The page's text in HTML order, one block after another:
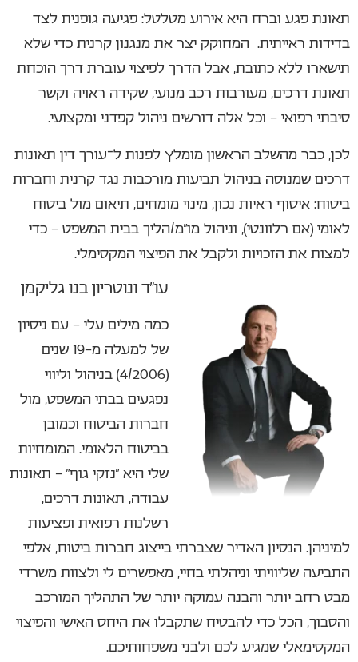
תאונת פגע וברח היא אירוע מטלטל: פגיעה גופנית לצד
בדידות ראייתית. המחוקק יצר את מנגנון קרנית כדי שלא
תישארו ללא כתובת, אבל הדרך לפיצוי עוברת דרך הוכחת
תאונת דרכים, מעורבות רכב מנועי, שקידה ראויה וקשר
סיבתי רפואי – וכל אלה דורשים ניהול קפדני ומקצועי.
לכן, כבר מהשלב הראשון מומלץ לפנות ל־עורך דין תאונות
דרכים שמנוסה בניהול תביעות מורכבות נגד קרנית וחברות
ביטוח: איסוף ראיות נכון, מינוי מומחים, תיאום מול ביטוח
לאומי (אם רלוונטי), וניהול מו״מ/הליך בבית המשפט – כדי
למצות את הזכויות ולקבל את הפיצוי המקסימלי.
עו”ד ונוטריון בנו גליקמן
כמה מילים עלי – עם ניסיון
של למעלה מ-19 שנים
(4/2006) בניהול וליווי
נפגעים בבתי המשפט, מול
חברות הביטוח וכמובן
בביטוח הלאומי. המומחיות
שלי היא “נזקי גוף” – תאונות
עבודה, תאונות דרכים,
רשלנות רפואית ופציעות
למיניהן. הנסיון האדיר שצברתי בייצוג חברות ביטוח, אלפי
התביעה שליוויתי וניהלתי בחיי, מאפשרים לי ולצוות משרדי
מבט רחב יותר והבנה עמוקה יותר של התהליך המורכב
והסבוך, הכל כדי להבטיח שתקבלו את היחס האישי והפיצוי
המקסימאלי שמגיע לכם ולבני משפחותיכם.